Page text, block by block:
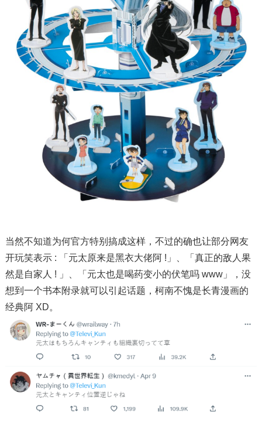
当然不知道为何官方特别搞成这样，不过的确也让部分网友
开玩笑表示 : 「元太原来是黑衣大佬阿 !」、「真正的敌人果
然是自家人 ! 」、「元太也是喝药变小的伏笔吗 www」，没
想到一个书本附录就可以引起话题，柯南不愧是长青漫画的
经典阿 XD。